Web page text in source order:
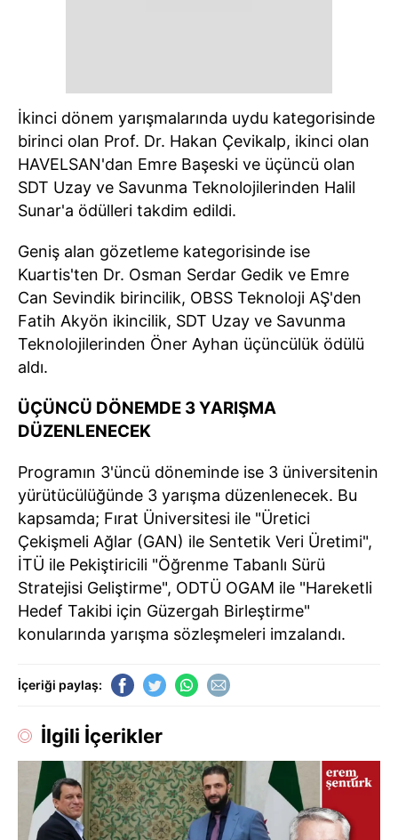
İkinci dönem yarışmalarında uydu kategorisinde
birinci olan Prof. Dr. Hakan Çevikalp, ikinci olan
HAVELSAN'dan Emre Başeski ve üçüncü olan
SDT Uzay ve Savunma Teknolojilerinden Halil
Sunar'a ödülleri takdim edildi.
Geniş alan gözetleme kategorisinde ise
Kuartis'ten Dr. Osman Serdar Gedik ve Emre
Can Sevindik birincilik, OBSS Teknoloji AŞ'den
Fatih Akyön ikincilik, SDT Uzay ve Savunma
Teknolojilerinden Öner Ayhan üçüncülük ödülü
aldı.
ÜÇÜNCÜ DÖNEMDE 3 YARIŞMA
DÜZENLENECEK
Programın 3'üncü döneminde ise 3 üniversitenin
yürütücülüğünde 3 yarışma düzenlenecek. Bu
kapsamda; Fırat Üniversitesi ile "Üretici
Çekişmeli Ağlar (GAN) ile Sentetik Veri Üretimi",
İTÜ ile Pekiştiricili "Öğrenme Tabanlı Sürü
Stratejisi Geliştirme", ODTÜ OGAM ile "Hareketli
Hedef Takibi için Güzergah Birleştirme"
konularında yarışma sözleşmeleri imzalandı.
İçeriği paylaş:
İlgili İçerikler